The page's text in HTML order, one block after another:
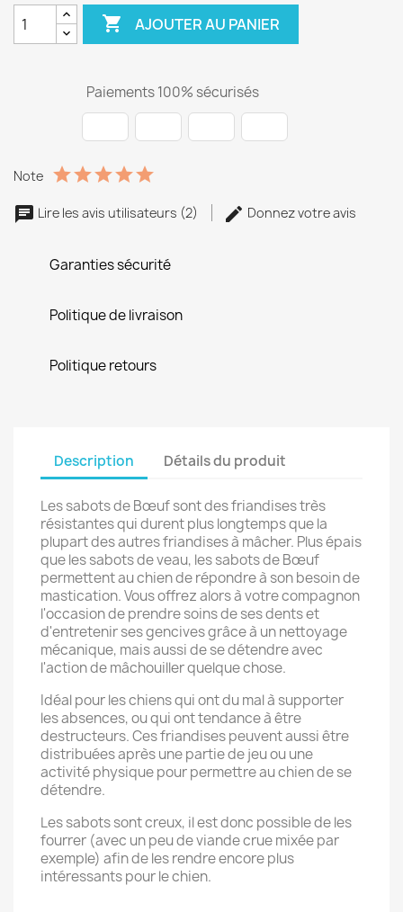
 AJOUTER AU PANIER
Paiements 100% sécurisés
Note
Lire les avis utilisateurs (2) Donnez votre avis
Garanties sécurité
Politique de livraison
Politique retours
Description Détails du produit
Les sabots de Bœuf sont des friandises très
résistantes qui durent plus longtemps que la
plupart des autres friandises à mâcher. Plus épais
que les sabots de veau, les sabots de Bœuf
permettent au chien de répondre à son besoin de
mastication. Vous offrez alors à votre compagnon
l'occasion de prendre soins de ses dents et
d'entretenir ses gencives grâce à un nettoyage
mécanique, mais aussi de se détendre avec
l'action de mâchouiller quelque chose.
Idéal pour les chiens qui ont du mal à supporter
les absences, ou qui ont tendance à être
destructeurs. Ces friandises peuvent aussi être
distribuées après une partie de jeu ou une
activité physique pour permettre au chien de se
détendre.
Les sabots sont creux, il est donc possible de les
fourrer (avec un peu de viande crue mixée par
exemple) afin de les rendre encore plus
intéressants pour le chien.